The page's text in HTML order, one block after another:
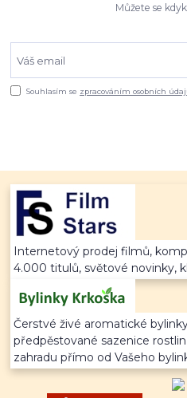
Můžete se
Souhlasím se zpracováním osobních
Internetový prodej filmů,
4.000 titulů, světové novinky,
Čerstvé živé aromatické
předpěstované sazenice
zahradu přímo od Vašeho